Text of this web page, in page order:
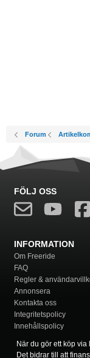
Forum
FÖLJ OSS
INFORMATION
Om Freeride
FAQ
Regler &
Annonsera
Kontakta oss
Integritetspolicy
Innehållspolicy
När du gör ett köp
Det bidrar till att